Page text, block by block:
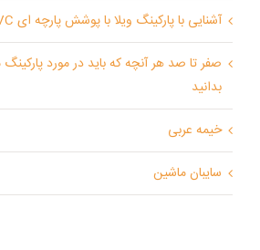
آشنایی با پارکینگ ویلا با پوشش پارچه ای PVC
صفر تا صد هر آنچه که باید در مورد
بدانید
خیمه عربی
سایبان ماشین